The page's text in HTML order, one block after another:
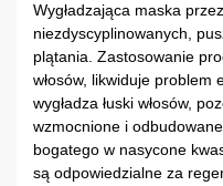
Wygładzająca maska
niezdyscyplinowanych,
plątania. Zastosowanie
włosów, likwiduje problem
wygładza łuski włosów,
wzmocnione i
bogatego w nasycone
są odpowiedzialne za